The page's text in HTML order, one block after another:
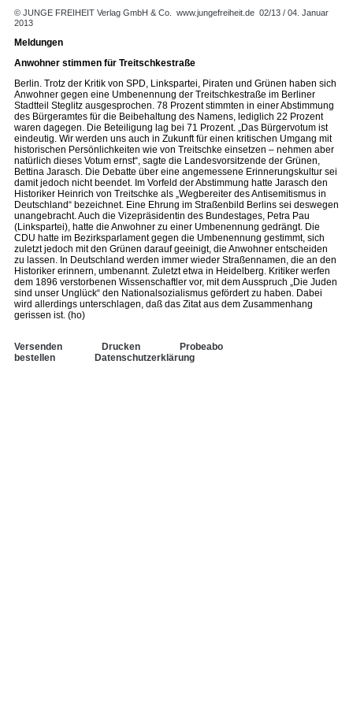
© JUNGE FREIHEIT Verlag GmbH & Co. www.jungefreiheit.de 02/13 / 04. Januar
2013
Meldungen
Anwohner stimmen für Treitschkestraße
Berlin. Trotz der Kritik von SPD, Linkspartei, Piraten und Grünen haben sich
Anwohner gegen eine Umbenennung der Treitschkestraße im Berliner
Stadtteil Steglitz ausgesprochen. 78 Prozent stimmten in einer Abstimmung
des Bürgeramtes für die Beibehaltung des Namens, lediglich 22 Prozent
waren dagegen. Die Beteiligung lag bei 71 Prozent. „Das Bürgervotum ist
eindeutig. Wir werden uns auch in Zukunft für einen kritischen Umgang mit
historischen Persönlichkeiten wie von Treitschke einsetzen – nehmen aber
natürlich dieses Votum ernst“, sagte die Landesvorsitzende der Grünen,
Bettina Jarasch. Die Debatte über eine angemessene Erinnerungskultur sei
damit jedoch nicht beendet. Im Vorfeld der Abstimmung hatte Jarasch den
Historiker Heinrich von Treitschke als „Wegbereiter des Antisemitismus in
Deutschland“ bezeichnet. Eine Ehrung im Straßenbild Berlins sei deswegen
unangebracht. Auch die Vizepräsidentin des Bundestages, Petra Pau
(Linkspartei), hatte die Anwohner zu einer Umbenennung gedrängt. Die
CDU hatte im Bezirksparlament gegen die Umbenennung gestimmt, sich
zuletzt jedoch mit den Grünen darauf geeinigt, die Anwohner entscheiden
zu lassen. In Deutschland werden immer wieder Straßennamen, die an den
Historiker erinnern, umbenannt. Zuletzt etwa in Heidelberg. Kritiker werfen
dem 1896 verstorbenen Wissenschaftler vor, mit dem Ausspruch „Die Juden
sind unser Unglück“ den Nationalsozialismus gefördert zu haben. Dabei
wird allerdings unterschlagen, daß das Zitat aus dem Zusammenhang
gerissen ist. (ho)
Versenden Drucken
Probeabo
bestellen
Datenschutzerklärung